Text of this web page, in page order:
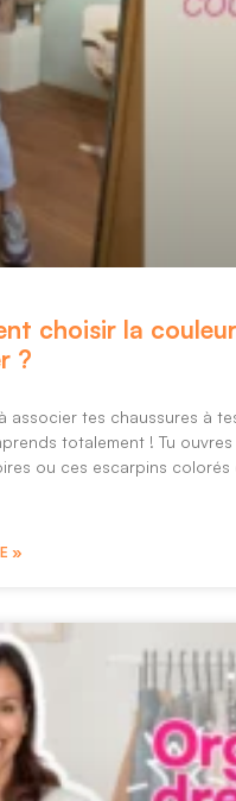
choisir la
?
associer tes chaussures à
totalement ! Tu
ou ces escarpins colorés
»